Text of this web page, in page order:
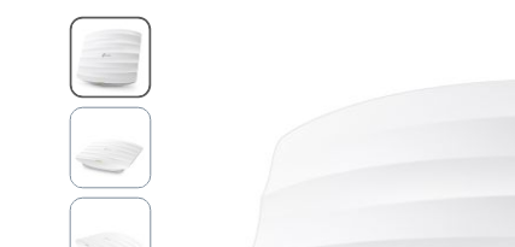
Passer
fin
de
galerie
d’images